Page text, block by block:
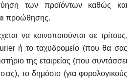
των προϊόντων καθώς και
προώθησης.
να κοινοποιούνται σε τρίτους,
ή το ταχυδρομείο (που θα σας
της εταιρείας (που συντάσσει
το δημόσιο (για φορολογικούς